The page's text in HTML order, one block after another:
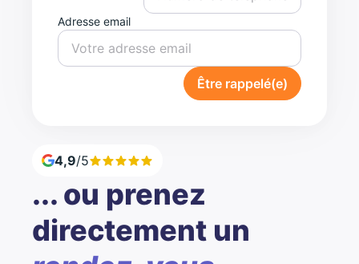
Adresse email
Être rappelé(e)
4,9/5
... ou prenez
directement un